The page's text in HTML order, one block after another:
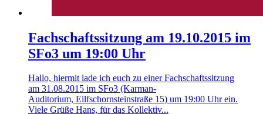
Fachschaftssitzung am 19.10.2015 im
SFo3 um 19:00 Uhr
Hallo, hiermit lade ich euch zu einer Fachschaftssitzung
am 31.08.2015 im SFo3 (Karman-
Auditorium, Eilfschornsteinstraße 15) um 19:00 Uhr ein.
Viele Grüße Hans, für das Kollektiv...